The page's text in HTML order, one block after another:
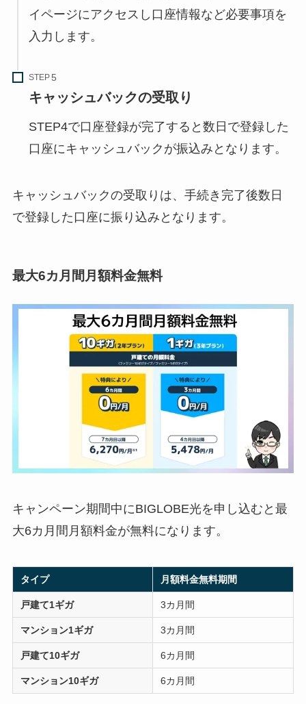
イページにアクセスし口座情報など必要事項を
入力します。
STEP
キャッシュバックの受取り
STEP4で口座登録が完了すると数日で登録した
口座にキャッシュバックが振込みとなります。
キャッシュバックの受取りは、手続き完了後数日
で登録した口座に振り込みとなります。
最大6カ月間月額料金無料
キャンペーン期間中にBIGLOBE光を申し込むと最
大6カ月間月額料金が無料になります。
タイプ 月額料金無料期間
戸建て1ギガ 3カ月間
マンション1ギガ 3カ月間
戸建て10ギガ 6カ月間
マンション10ギガ 6カ月間